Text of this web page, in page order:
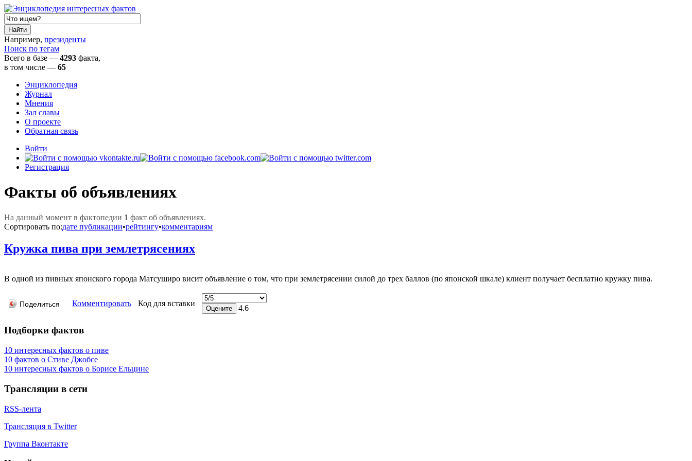
Например, президенты
Поиск по тегам
Всего в базе — 4293 факта,
в том числе — 65
Энциклопедия
Журнал
Мнения
Зал славы
О проекте
Обратная связь
Войти
Регистрация
Факты об объявлениях
На данный момент в фактопедии 1 факт об объявлениях.
Сортировать по:дате публикации•рейтингу•комментариям
Кружка пива при землетрясениях
В одной из пивных японского города Матсуширо висит объявление о том, что при землетрясении силой до трех баллов (по японской шкале) клиент получает бесплатно кружку пива.
Поделиться Комментировать Код для вставки
4.6
Подборки фактов
10 интересных фактов о пиве
10 фактов о Стиве Джобсе
10 интересных фактов о Борисе Ельцине
Трансляции в сети
RSS-лента
Трансляция в Twitter
Группа Вконтакте